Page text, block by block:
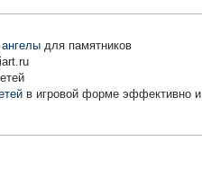
ангелы для памятников
в игровой форме эффективно и